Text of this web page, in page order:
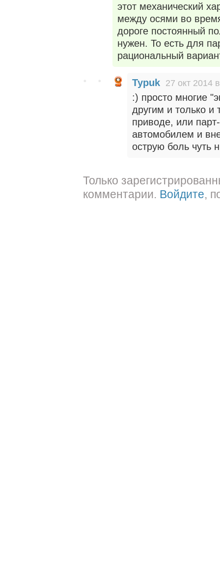
этот механический
между осями во
дороге постоянный
нужен. То есть для
рациональный
Typuk 27 окт 2014
:) просто многие
другим и только и
приводе, или
автомобилем и
острую боль чуть
Только
комментарии. Войдите,